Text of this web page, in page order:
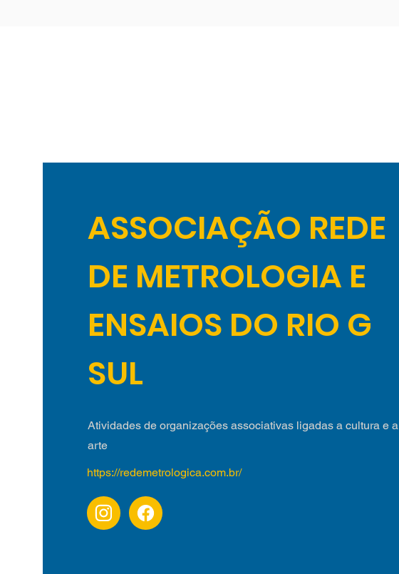
ASSOCIAÇÃO REDE
DE METROLOGIA E
ENSAIOS DO RIO G
SUL
Atividades de organizações associativas ligadas a cultura e a
arte
https://redemetrologica.com.br/